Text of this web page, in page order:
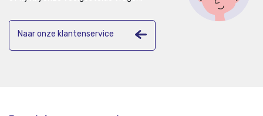
Naar onze klantenservice